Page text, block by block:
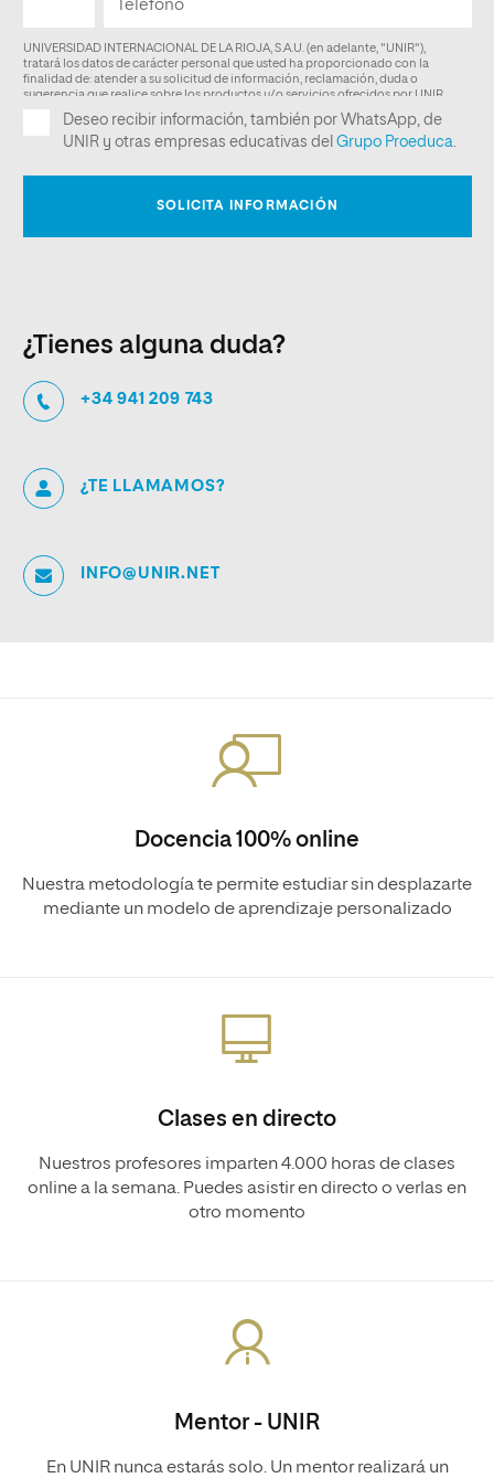
¿Tienes alguna duda?
+34 941 209 743
¿TE LLAMAMOS?
INFO@UNIR.NET
Docencia 100% online
Nuestra metodología te permite estudiar sin desplazarte
mediante un modelo de aprendizaje personalizado
Clases en directo
Nuestros profesores imparten 4.000 horas de clases
online a la semana. Puedes asistir en directo o verlas en
otro momento
Mentor - UNIR
En UNIR nunca estarás solo. Un mentor realizará un